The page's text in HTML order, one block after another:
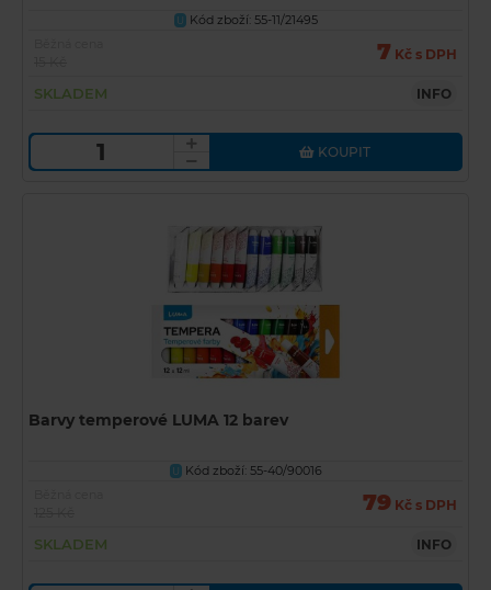
U Kód zboží: 55-11/21495
7 Kč s DPH
SKLADEM INFO
KOUPIT
Barvy temperové LUMA 12 barev
U Kód zboží: 55-40/90016
79 Kč s DPH
SKLADEM INFO